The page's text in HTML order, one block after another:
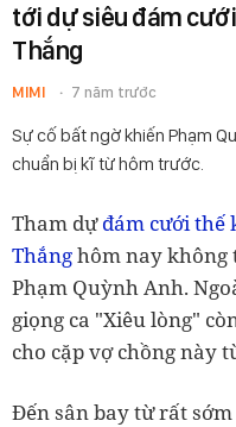
tới dự siêu đám
Thắng
MIMI 7 năm trước
Sự cố bất ngờ khiến Phạm
chuẩn bị kĩ từ hôm trước.
Tham dựđám cưới thế
Thắnghôm nay không
Phạm Quỳnh Anh.
giọng ca "Xiêu lòng"
cho cặp vợ chồng này
Đến sân bay từ rất